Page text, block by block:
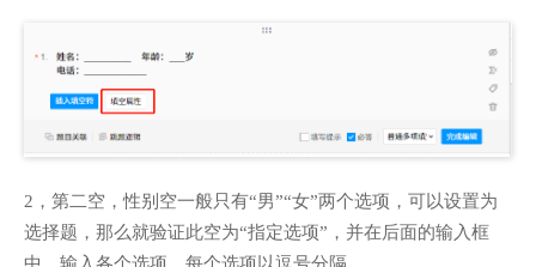
2，第二空，性别空一般只有“男”“女”两个选项，可以设置为
选择题，那么就验证此空为“指定选项”，并在后面的输入框